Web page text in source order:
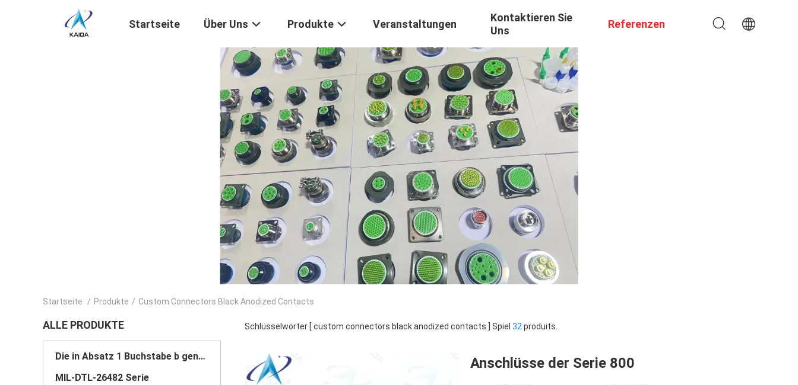
Startseite Über Uns Produkte Veranstaltungen
Kontaktieren Sie
Uns
Referenzen
Startseite / Produkte / Custom Connectors Black Anodized Contacts
ALLE PRODUKTE
Die in Absatz 1 Buchstabe b genannten Vorschriften gelten für die in Absatz 1 Buchstabe b genannten
MIL-DTL-26482 Serie
Schlüsselwörter [ custom connectors black anodized contacts ] Spiel 32 produits.
Anschlüsse der Serie 800